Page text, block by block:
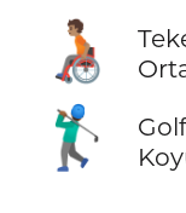
🧑🏽‍🦽
🏌🏾‍♂️